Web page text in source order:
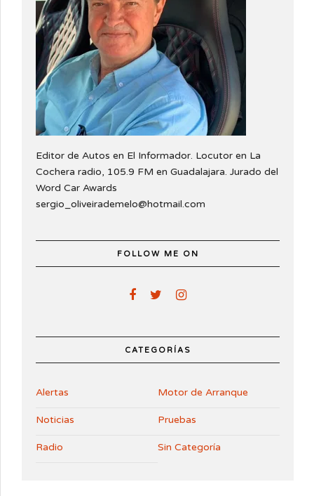
Editor de Autos en El Informador. Locutor en La
Cochera radio, 105.9 FM en Guadalajara. Jurado del
Word Car Awards
sergio_oliveirademelo@hotmail.com
FOLLOW ME ON
CATEGORÍAS
Alertas Motor de Arranque
Noticias Pruebas
Radio Sin Categoría